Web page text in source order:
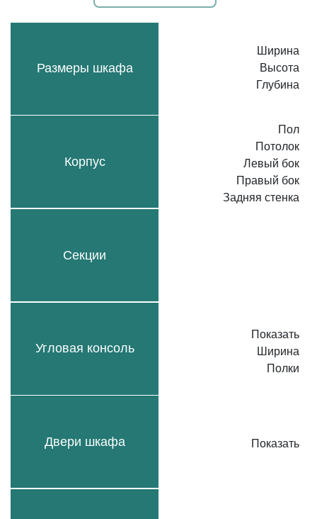
Размеры шкафа
Корпус
Секции
Угловая консоль
Двери шкафа
Ширина
Высота
Глубина
Пол
Потолок
Левый бок
Правый бок
Задняя стенка
Показать
Ширина
Полки
Показать